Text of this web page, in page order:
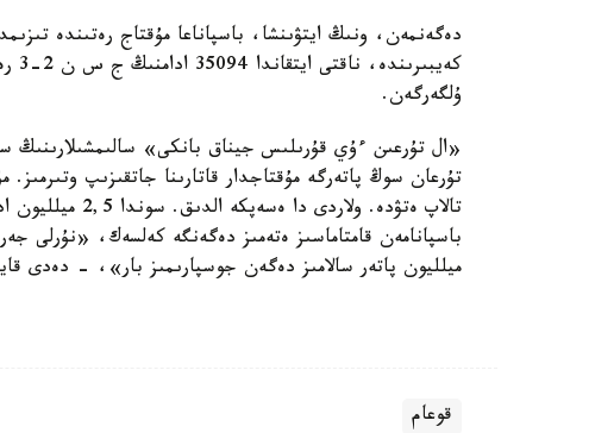
دەگەنمەن، ونىڭ ايتۋىنشا، باسپاناعا مۇقتاج رەتىندە
ۇلگەرگەن.
تالاپ ەتۋدە.
ميلليون پاتەر سالامىز دەگەن جوسپارىمىز بار»، - دەدى
قوعام